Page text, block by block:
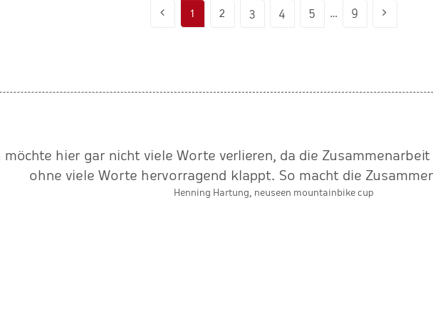
1 2 3 4 5 … 9
möchte hier gar nicht viele Worte verlieren, da die Zusammenarbeit
ohne viele Worte hervorragend klappt. So macht die
Henning Hartung, neuseen mountainbike cup